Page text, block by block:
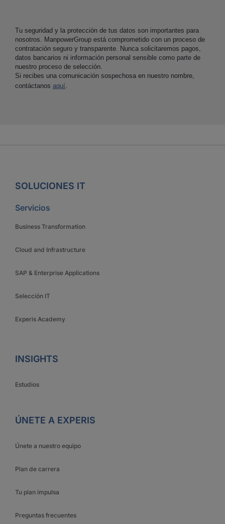
Tu seguridad y la protección de tus datos son importantes para
nosotros. ManpowerGroup está comprometido con un proceso de
contratación seguro y transparente. Nunca solicitaremos pagos,
datos bancarios ni información personal sensible como parte de
nuestro proceso de selección.
Si recibes una comunicación sospechosa en nuestro nombre,
contáctanos aquí
SOLUCIONES IT
Servicios
Business Transformation
Cloud and Infrastructure
SAP & Enterprise Applications
Selección IT
Experis Academy
INSIGHTS
Estudios
ÚNETE A EXPERIS
Únete a nuestro equipo
Plan de carrera
Tu plan impulsa
Preguntas frecuentes